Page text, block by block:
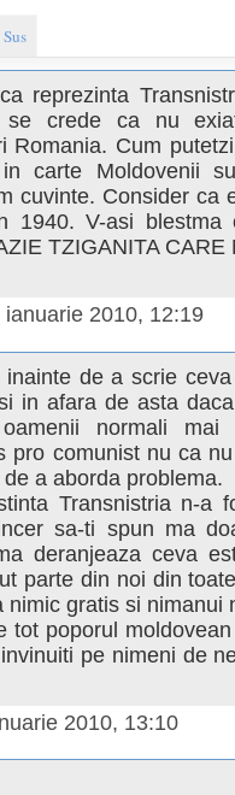
Sus
reprezinta
se crede ca nu
Romania. Cum
carte Moldovenii
cuvinte. Consider ca
1940. V-asi blestma
TZIGANITA CARE
ianuarie 2010, 12:19
inainte de a scrie
in afara de asta
normali mai
pro comunist nu ca
a aborda problema.
Transnistria n-a
sa-ti spun ma
deranjeaza ceva
parte din noi din
gratis si nimanui
tot poporul
pe nimeni de
2010, 13:10